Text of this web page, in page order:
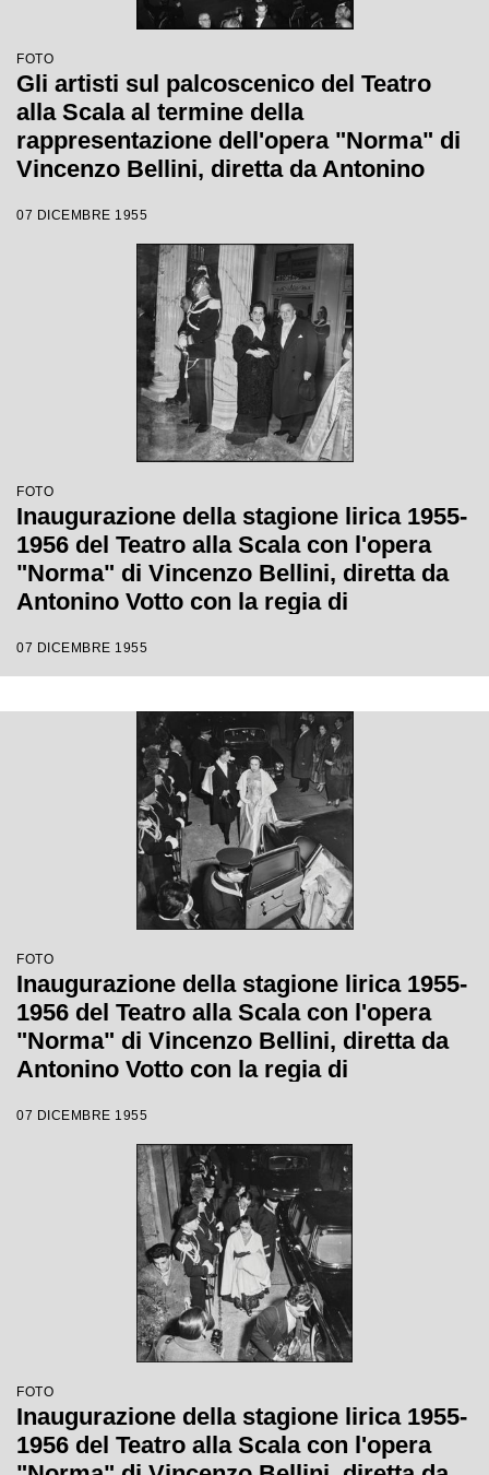
FOTO
Gli artisti sul palcoscenico del Teatro
alla Scala al termine della
rappresentazione dell'opera "Norma" di
Vincenzo Bellini, diretta da Antonino
Wallmann, che inaugura la stagione
lirica 1955-1956
07 DICEMBRE 1955
FOTO
Inaugurazione della stagione lirica 1955-
1956 del Teatro alla Scala con l'opera
"Norma" di Vincenzo Bellini, diretta da
Antonino Votto con la regia di
07 DICEMBRE 1955
FOTO
Inaugurazione della stagione lirica 1955-
1956 del Teatro alla Scala con l'opera
"Norma" di Vincenzo Bellini, diretta da
Antonino Votto con la regia di
07 DICEMBRE 1955
FOTO
Inaugurazione della stagione lirica 1955-
1956 del Teatro alla Scala con l'opera